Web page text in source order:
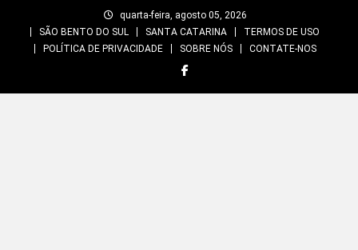
quarta-feira, agosto 05, 2026
SÃO BENTO DO SUL
SANTA CATARINA
TERMOS DE USO
POLÍTICA DE PRIVACIDADE
SOBRE NÓS CONTATE-NOS